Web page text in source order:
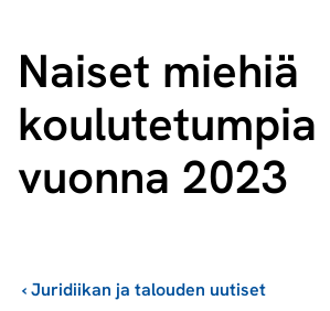
Naiset miehiä
koulutetumpia
vuonna 2023
Juridiikan ja talouden uutiset
›